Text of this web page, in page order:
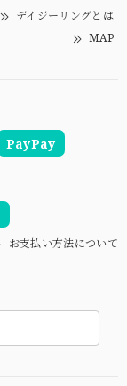
デイジーリングとは
MAP
PayPay
お支払い方法について